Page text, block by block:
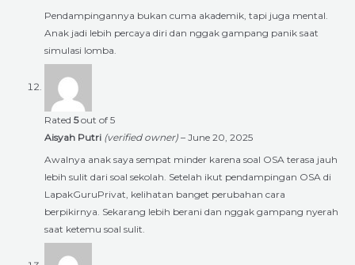
Pendampingannya bukan cuma akademik, tapi juga mental.
Anak jadi lebih percaya diri dan nggak gampang panik saat
simulasi lomba.
Rated 5out of 5
Aisyah Putri (verified owner) – June 20, 2025
Awalnya anak saya sempat minder karena soal OSA terasa jauh
lebih sulit dari soal sekolah. Setelah ikut pendampingan OSA di
LapakGuruPrivat, kelihatan banget perubahan cara
berpikirnya. Sekarang lebih berani dan nggak gampang nyerah
saat ketemu soal sulit.